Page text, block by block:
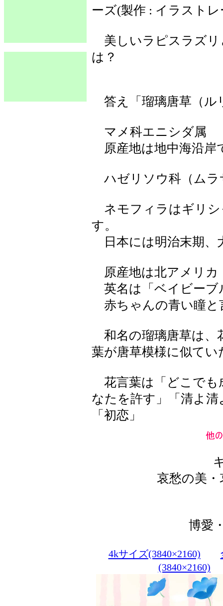
ーズ(製作 : イラスト
美しいラピスラズリ
は？
答え「瑠璃唐草（ル
マメ科エニシダ属
原産地は地中海沿岸
ハゼリソウ科（ムラ
ネモフィラはギリシ
す。
日本には明治末期、
原産地は北アメリカ
英名は「ベイビーブ
赤ちゃんの青い瞳と
和名の瑠璃唐草は、
葉が唐草模様に似てい
花言葉は「どこでも
なたを許す」「清よ
「初恋」
哀愁の美
博愛
4kサイズ(3840×2160)
(3840×2160)